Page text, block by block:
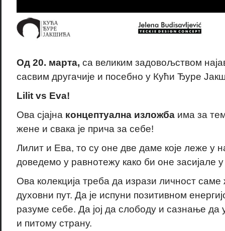
Од 20. марта, са великим задовољством
сасвим другачије и посебно у Кући Ђуре
Lilit vs Eva!
Ова сјајна концептуална изложбаима за
жене и свака је прича за себе!
Лилит и Ева, то су оне две даме које леже у
доведемо у равнотежу како би оне засијале у
Ова колекција треба да изрази личност саме
духовни пут. Да је испуни позитивном
разуме себе. Да јој да слободу и сазнање
и питому страну.